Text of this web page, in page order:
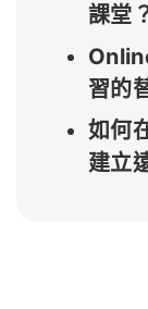
課堂
習的
如何
建立